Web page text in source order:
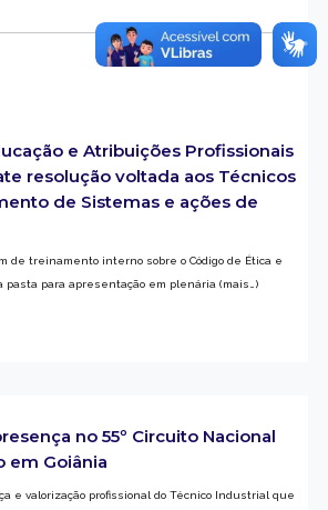
e Atribuições Profissionais
resolução voltada aos Técnicos
de Sistemas e ações de
de treinamento interno sobre o Código de Ética e
pasta para apresentação em plenária (mais…)
no 55º Circuito Nacional
em Goiânia
e valorização profissional do Técnico Industrial que